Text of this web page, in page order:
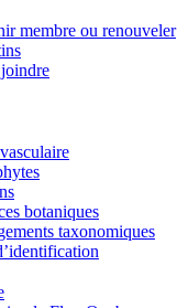
membre ou renouveler
botaniques
taxonomiques